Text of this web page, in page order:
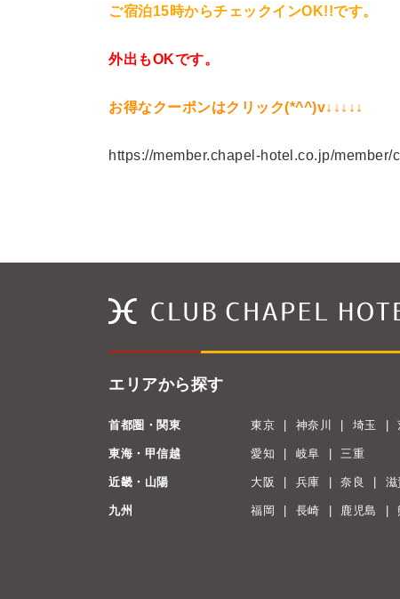
ご宿泊15時からチェックインOK!!です。
外出もOKです。
お得なクーポンはクリック(*^^)v↓↓↓↓↓
https://member.chapel-hotel.co.jp/
エリアから探す
首都圏・関東 東京 神奈川 埼玉
東海・甲信越 愛知 岐阜 三重
近畿・山陽 大阪 兵庫 奈良 滋
九州 福岡 長崎 鹿児島